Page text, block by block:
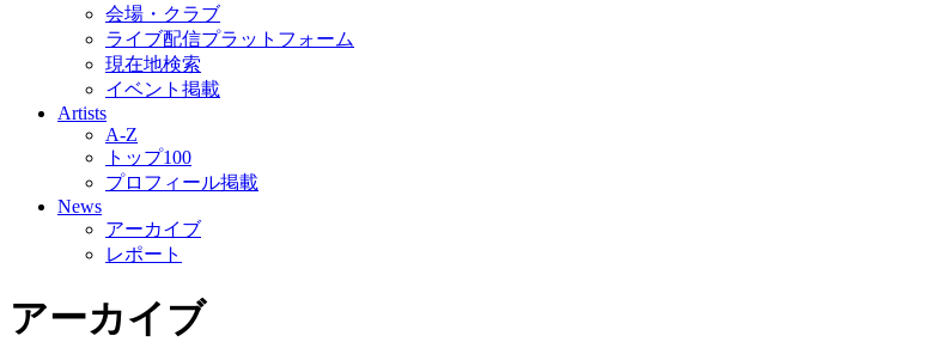
会場・クラブ
ライブ配信プラットフォーム
現在地検索
イベント掲載
Artists
A-Z
トップ100
プロフィール掲載
News
アーカイブ
レポート
アーカイブ